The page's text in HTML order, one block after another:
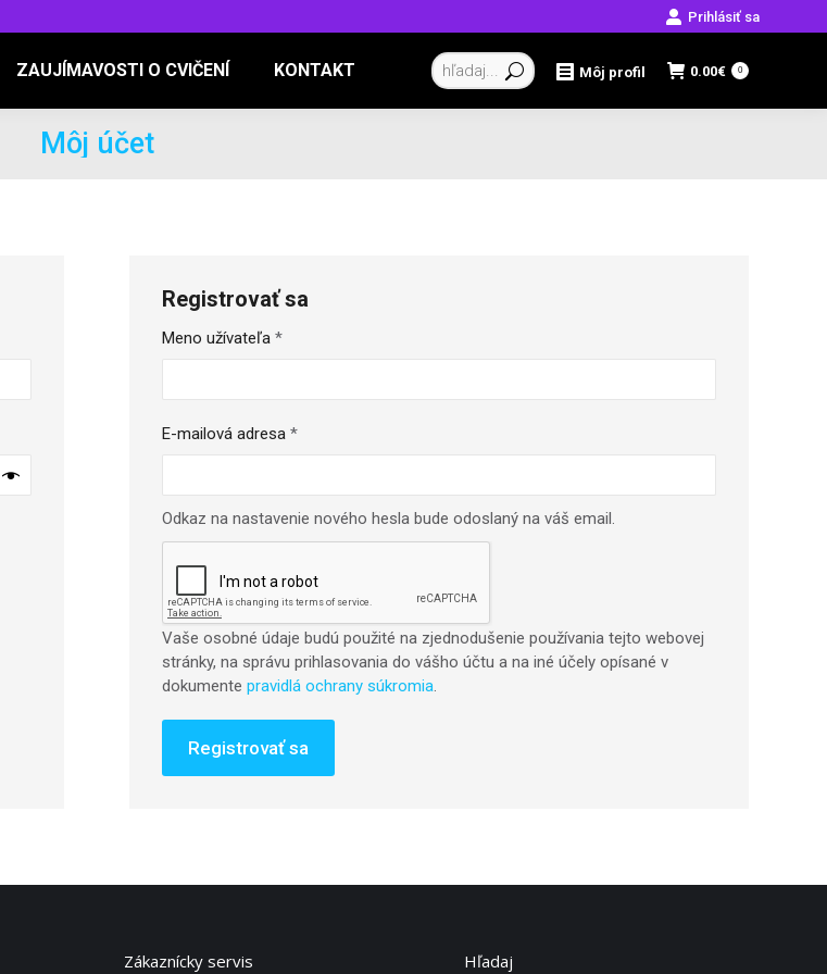
Prihlásiť sa
ZAUJÍMAVOSTI O CVIČENÍ KONTAKT Vyhľadávanie: Môj profil 0.00€ 0
Môj účet
Registrovať sa
Meno užívateľa *Povinné
E-mailová adresa *Povinné
Odkaz na nastavenie nového hesla bude odoslaný na váš email.
Vaše osobné údaje budú použité na zjednodušenie používania tejto webovej
stránky, na správu prihlasovania do vášho účtu a na iné účely opísané v
dokumente pravidlá ochrany súkromia.
Registrovať sa
Zákaznícky servis Hľadaj